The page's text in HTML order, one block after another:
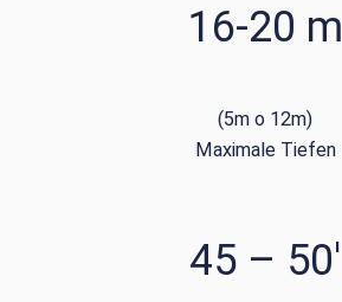
16-20 m
(5m o 12m)
Maximale Tiefen
45 – 50′